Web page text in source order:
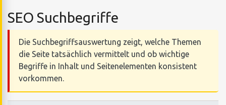
SEO Suchbegriffe
Die Suchbegriffsauswertung zeigt, welche Themen
die Seite tatsächlich vermittelt und ob wichtige
Begriffe in Inhalt und Seitenelementen konsistent
vorkommen.